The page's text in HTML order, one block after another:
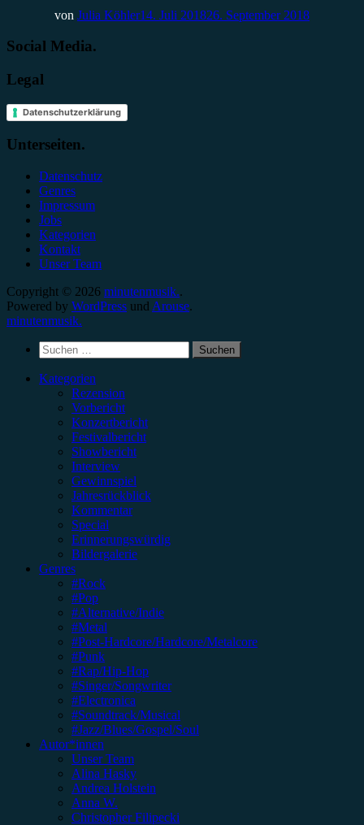
von Julia Köhler14. Juli 201826. September 2018
Social Media.
Legal
Datenschutzerklärung
Unterseiten.
Datenschutz
Genres
Impressum
Jobs
Kategorien
Kontakt
Unser Team
Copyright © 2026 minutenmusik..
Powered by WordPress und Arouse.
minutenmusik.
Suchen
nach:
Kategorien
Rezension
Vorbericht
Konzertbericht
Festivalbericht
Showbericht
Interview
Gewinnspiel
Jahresrückblick
Kommentar
Special
Erinnerungswürdig
Bildergalerie
Genres
#Rock
#Pop
#Alternative/Indie
#Metal
#Post-Hardcore/Hardcore/Metalcore
#Punk
#Rap/Hip-Hop
#Singer/Songwriter
#Electronica
#Soundtrack/Musical
#Jazz/Blues/Gospel/Soul
Autor*innen
Unser Team
Alina Hasky
Andrea Holstein
Anna W.
Christopher Filipecki